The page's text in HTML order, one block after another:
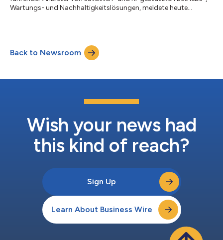
Wartungs- und Nachhaltigkeitslösungen, meldete heute
dem führenden Unternehmen im Bereich der digitalen
Transformation des Energiemanagements und der
Automatisierung, gestützt wird. Das Kapital wi...
Back to Newsroom
Wish your news had
this kind of reach?
Sign Up
Learn About Business Wire